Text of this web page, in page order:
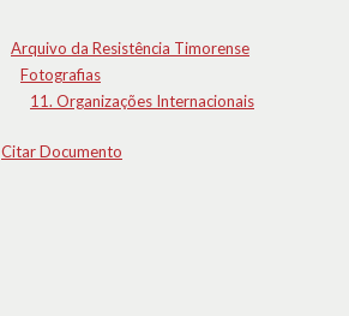
Arquivo da Resistência Timorense
Fotografias
11. Organizações Internacionais
Citar Documento